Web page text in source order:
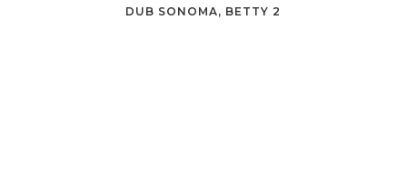
DUB SONOMA, BETTY 2